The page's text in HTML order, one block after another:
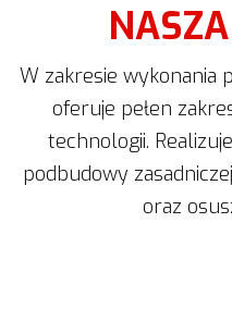
W zakresie wykonania
oferuje pełen
technologii.
podbudowy
oraz